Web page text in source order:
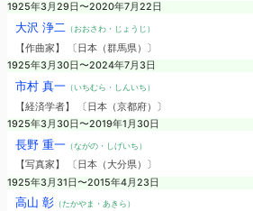
1925年3月29日〜2020年7月22日
大沢 浄二 （おおさわ・じょうじ）
【作曲家】 〔日本（群馬県）〕
1925年3月30日〜2024年7月3日
市村 真一（いちむら・しんいち）
【経済学者】 〔日本（京都府）〕
1925年3月30日〜2019年1月30日
長野 重一（ながの・しげいち）
【写真家】 〔日本（大分県）〕
1925年3月31日〜2015年4月23日
高山 彰（たかやま・あきら）